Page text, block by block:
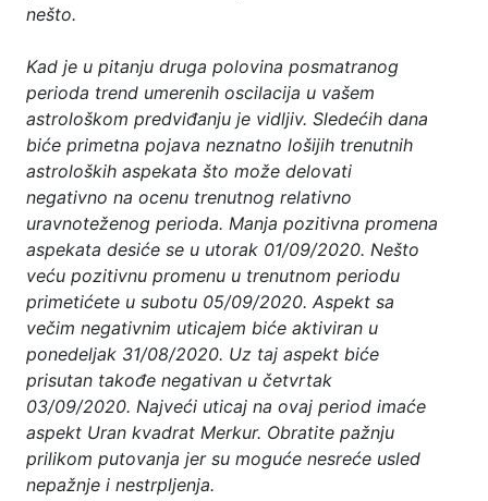
nešto.
Kad je u pitanju druga polovina posmatranog
perioda trend umerenih oscilacija u vašem
astrološkom predviđanju je vidljiv. Sledećih dana
biće primetna pojava neznatno lošijih trenutnih
astroloških aspekata što može delovati
negativno na ocenu trenutnog relativno
uravnoteženog perioda. Manja pozitivna promena
aspekata desiće se u utorak 01/09/2020. Nešto
veću pozitivnu promenu u trenutnom periodu
primetićete u subotu 05/09/2020. Aspekt sa
večim negativnim uticajem biće aktiviran u
ponedeljak 31/08/2020. Uz taj aspekt biće
prisutan takođe negativan u četvrtak
03/09/2020. Najveći uticaj na ovaj period imaće
aspekt Uran kvadrat Merkur. Obratite pažnju
prilikom putovanja jer su moguće nesreće usled
nepažnje i nestrpljenja.